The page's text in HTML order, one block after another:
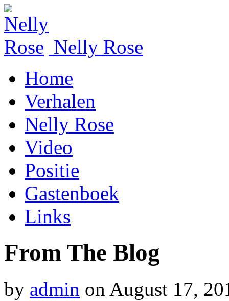
Nelly Rose
Home
Verhalen
Nelly Rose
Video
Positie
Gastenboek
Links
From The Blog
by admin on August 17,